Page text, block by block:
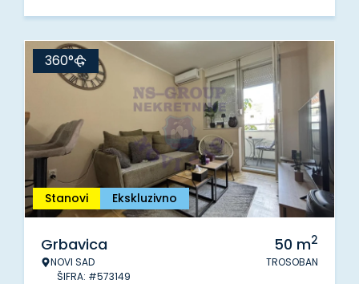
Stanovi Ekskluzivno
360°
Grbavica
NOVI SAD
ŠIFRA: #573149
50 m2
TROSOBAN